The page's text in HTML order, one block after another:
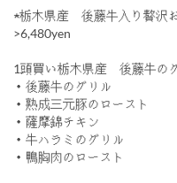
★栃木県産 後藤牛入り贅沢
>6,480yen
1頭買い栃木県産 後藤牛の
・後藤牛のグリル
・熟成三元豚のロースト
・薩摩錦チキン
・牛ハラミのグリル
・鴨胸肉のロースト